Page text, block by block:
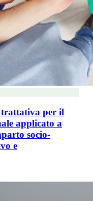
trattativa per il
applicato a
socio-
e